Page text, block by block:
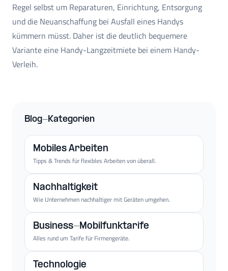
Regel selbst um Reparaturen, Einrichtung, Entsorgung
und die Neuanschaffung bei Ausfall eines Handys
kümmern müsst. Daher ist die deutlich bequemere
Variante eine Handy-Langzeitmiete bei einem Handy-
Verleih.
Blog-Kategorien
Mobiles Arbeiten
Tipps & Trends für flexibles Arbeiten von überall.
Nachhaltigkeit
Wie Unternehmen nachhaltiger mit Geräten umgehen.
Business-Mobilfunktarife
Alles rund um Tarife für Firmengeräte.
Technologie